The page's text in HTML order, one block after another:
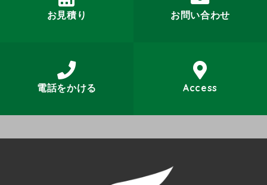
お見積り お問い合わせ
電話をかける Access